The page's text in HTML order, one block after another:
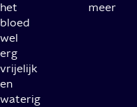
het
bloed
wel
erg
vrijelijk
en
waterig
meer